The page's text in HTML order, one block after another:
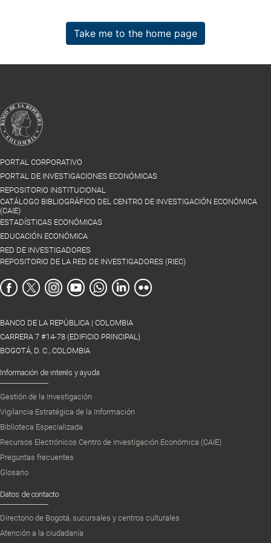
Take me to the home page
PORTAL CORPORATIVO
PORTAL DE INVESTIGACIONES ECONÓMICAS
REPOSITORIO INSTITUCIONAL
CATÁLOGO BIBLIOGRÁFICO DEL CENTRO DE INVESTIGACIÓN ECONÓMICA
(CAIE)
ESTADÍSTICAS ECONÓMICAS
EDUCACIÓN ECONÓMICA
RED DE INVESTIGADORES
REPOSITORIO DE LA RED DE INVESTIGADORES (RIEC)
BANCO DE LA REPÚBLICA | COLOMBIA
CARRERA 7 #14-78 (EDIFICIO PRINCIPAL)
BOGOTÁ, D. C., COLOMBIA
Información de interés y ayuda
Gestión de la Investigación
Vigilancia Estratégica de la Información
Biblioteca Especializada
Recursos Electrónicos Centro de Investigación Económica (CAIE)
Preguntas frecuentes
Glosario
Datos de contacto
Directorio de Bogotá, sucursales y centros culturales
Atención a la ciudadanía